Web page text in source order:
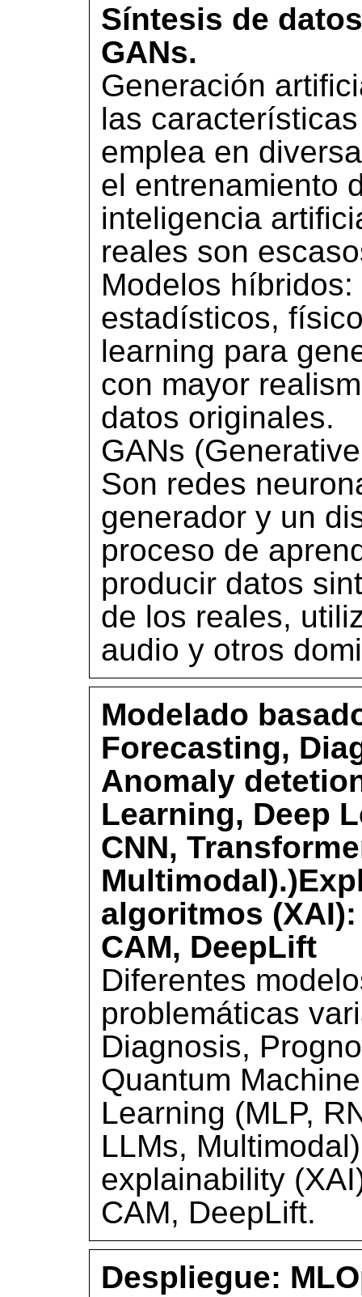
Síntesis de
GANs.
Generación
las
emplea en
el entrenamiento
inteligencia
reales son
Modelos
estadísticos,
learning para
con mayor
datos originales.
GANs
Son redes
generador y un
proceso de
producir datos
de los reales,
audio y otros
Modelado
Forecasting,
Anomaly
Learning, Deep
CNN,
algoritmos (XAI):
CAM, DeepLift
Diferentes
problemáticas
Diagnosis,
Quantum
Learning (MLP,
LLMs,
explainability
CAM, DeepLift.
Despliegue: